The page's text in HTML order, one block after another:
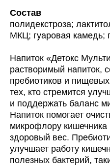
Состав
полидекстроза;
МКЦ; гуаровая камедь;
Напиток «Детокс
растворимый напиток,
пребиотиков и
тех, кто стремится
и поддержать баланс
Напиток помогает
микрофлору
здоровый вес.
улучшает работу
полезных бактерий,